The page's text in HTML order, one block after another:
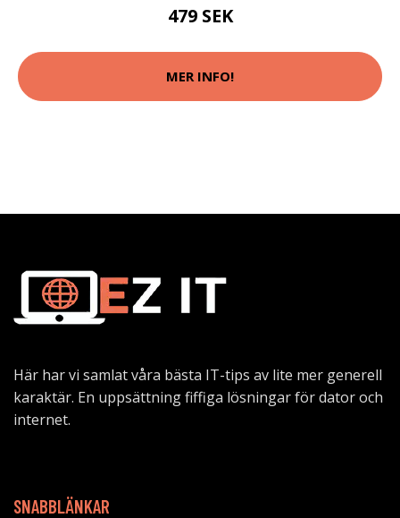
479 SEK
MER INFO!
Här har vi samlat våra bästa IT-tips av lite mer generell
karaktär. En uppsättning fiffiga lösningar för dator och
internet.
SNABBLÄNKAR